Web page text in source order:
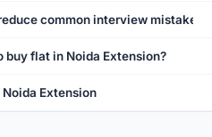
common interview mistakes?
buy flat in Noida Extension?
Extension